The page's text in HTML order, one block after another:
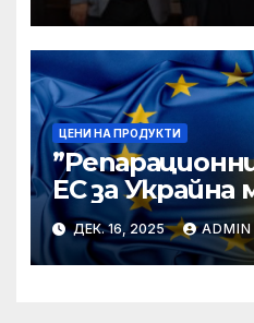
ЦЕНИ НА ПРОДУКТИ
ЕС за Украйна
достигне 130
евро
ДЕК. 16, 2025 ADMIN